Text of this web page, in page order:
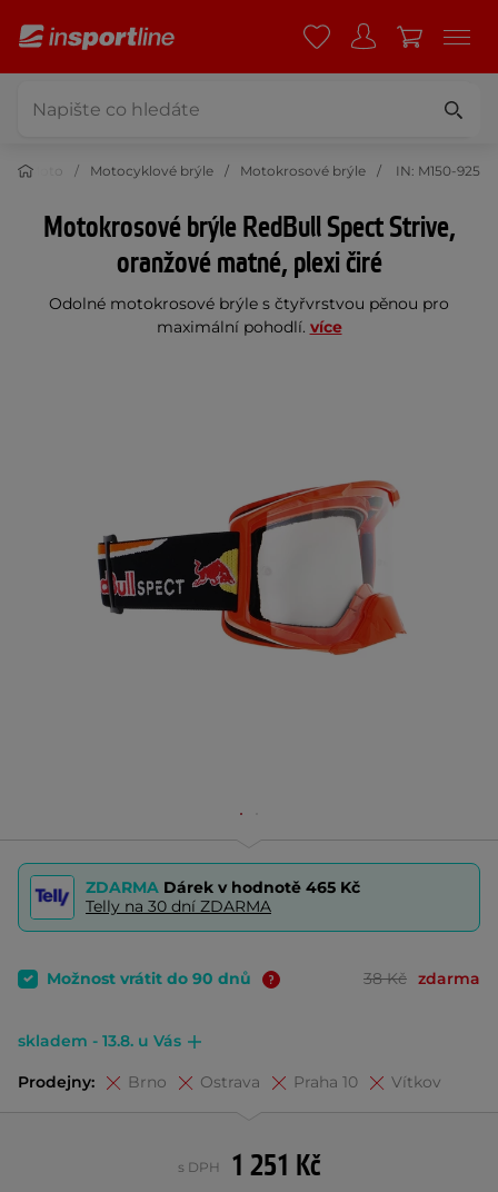
Moto Motocyklové brýle Motokrosové brýle IN: M150-925
Motokrosové brýle RedBull Spect Strive,
oranžové matné, plexi čiré
Odolné motokrosové brýle s čtyřvrstvou pěnou pro
maximální pohodlí. více
ZDARMA Dárek v hodnotě 465 Kč
Telly na 30 dní ZDARMA
Možnost vrátit do 90 dnů 38 Kč zdarma
skladem - 13.8. u Vás
Prodejny: Brno Ostrava Praha 10 Vítkov
1 251 Kč
s DPH